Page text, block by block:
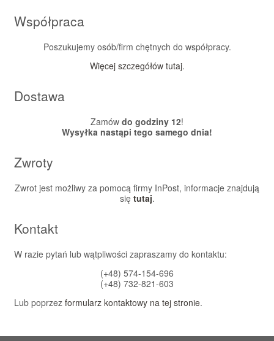
Współpraca
Poszukujemy osób/firm chętnych do współpracy.
Więcej szczegółów tutaj.
Dostawa
Zamów do godziny 12!
Wysyłka nastąpi tego samego dnia!
Zwroty
Zwrot jest możliwy za pomocą firmy InPost, informacje znajdują
się tutaj.
Kontakt
W razie pytań lub wątpliwości zapraszamy do kontaktu:
(+48) 574-154-696
(+48) 732-821-603
Lub poprzez formularz kontaktowy na tej stronie.